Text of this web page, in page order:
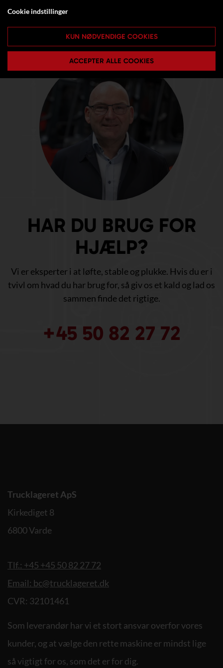
HAR DU BRUG FOR
HJÆLP?
Vi er eksperter i at løfte, stable og plukke. Hvis du er i
tvivl om hvad du har brug for, så giv os et kald og lad os
sammen finde det rigtige.
+45 50 82 27 72
Trucklageret ApS
Kirkediget 8
6800 Varde
Tlf.: +45 +45 50 82 27 72
Email: bc@trucklageret.dk
CVR: 32101461
Som leverandør har vi et stort ansvar overfor vores
kunder, og at vælge den rette maskine er mindst lige
så vigtigt for os, som det er for dig.
Cookie indstillinger
KUN NØDVENDIGE COOKIES
ACCEPTER ALLE COOKIES